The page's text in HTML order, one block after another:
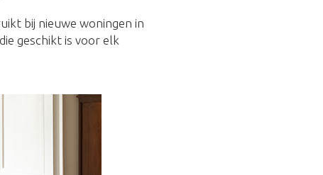
bij nieuwe woningen in
geschikt is voor elk